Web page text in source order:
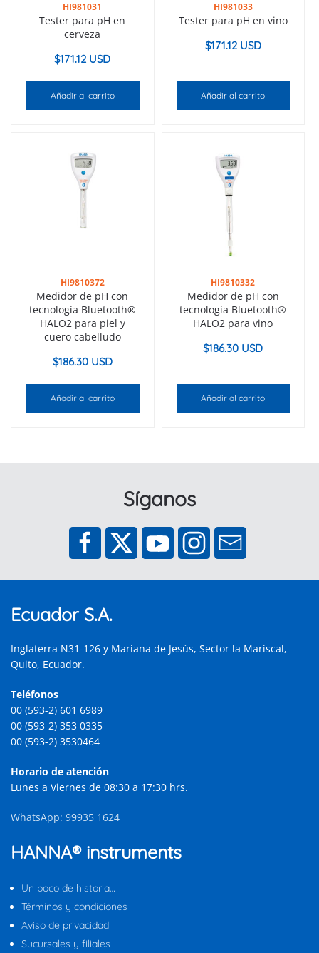
HI981031
Tester para pH en
cerveza
$171.12 USD
Añadir al carrito
HI981033
Tester para pH en vino
$171.12 USD
Añadir al carrito
HI9810372
Medidor de pH con
tecnología Bluetooth®
HALO2 para piel y
cuero cabelludo
$186.30 USD
Añadir al carrito
HI9810332
Medidor de pH con
tecnología Bluetooth®
HALO2 para vino
$186.30 USD
Añadir al carrito
Síganos
Ecuador S.A.
Inglaterra N31-126 y Mariana de Jesús, Sector la Mariscal,
Quito, Ecuador.
Teléfonos
00 (593-2) 601 6989
00 (593-2) 353 0335
00 (593-2) 3530464
Horario de atención
Lunes a Viernes de 08:30 a 17:30 hrs.
WhatsApp: 99935 1624
HANNA® instruments
Un poco de historia…
Términos y condiciones
Aviso de privacidad
Sucursales y filiales